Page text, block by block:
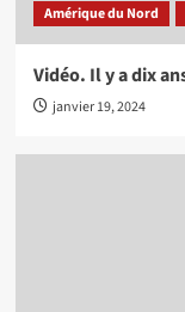
Amérique du Nord
Vidéo. Il y a dix
janvier 19, 2024